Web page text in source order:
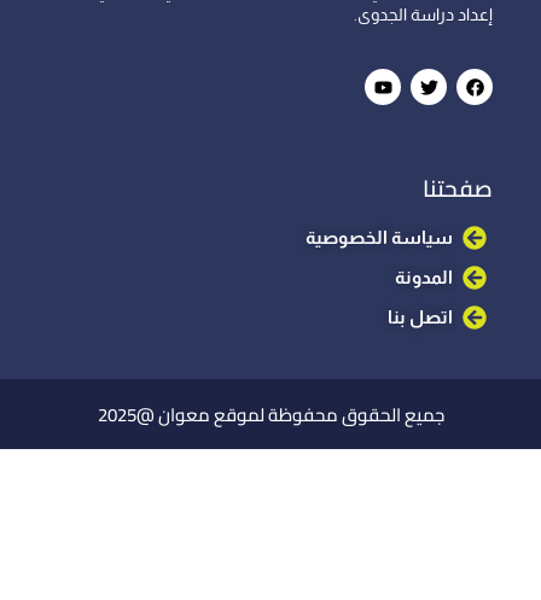
إعداد دراسة الجدوى.
صفحتنا
سياسة الخصوصية
المدونة
اتصل بنا
جميع الحقوق محفوظة لموقع معوان @2025